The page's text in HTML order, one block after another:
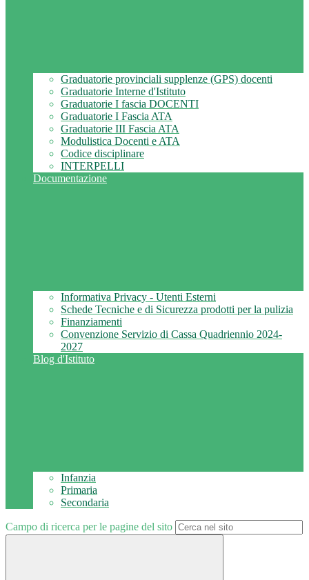
Graduatorie provinciali supplenze (GPS) docenti
Graduatorie Interne d'Istituto
Graduatorie I fascia DOCENTI
Graduatorie I Fascia ATA
Graduatorie III Fascia ATA
Modulistica Docenti e ATA
Codice disciplinare
INTERPELLI
Documentazione
Informativa Privacy - Utenti Esterni
Schede Tecniche e di Sicurezza prodotti per la pulizia
Finanziamenti
Convenzione Servizio di Cassa Quadriennio 2024-
2027
Blog d'Istituto
Infanzia
Primaria
Secondaria
Campo di ricerca per le pagine del sito